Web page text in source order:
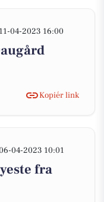
11-04-2023 16:00
Kopiér link
04-2023 10:01
fra